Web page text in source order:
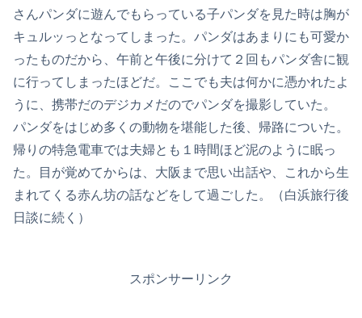
さんパンダに遊んでもらっている子パンダを見た時は胸が
キュルッっとなってしまった。パンダはあまりにも可愛か
ったものだから、午前と午後に分けて２回もパンダ舎に観
に行ってしまったほどだ。ここでも夫は何かに憑かれたよ
うに、携帯だのデジカメだのでパンダを撮影していた。
パンダをはじめ多くの動物を堪能した後、帰路についた。
帰りの特急電車では夫婦とも１時間ほど泥のように眠っ
た。目が覚めてからは、大阪まで思い出話や、これから生
まれてくる赤ん坊の話などをして過ごした。（白浜旅行後
日談に続く）
スポンサーリンク